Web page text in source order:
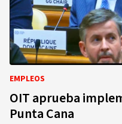
EMPLEOS
OIT aprueba
Punta Cana